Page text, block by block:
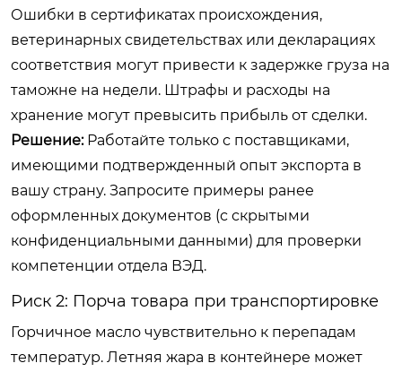
Ошибки в сертификатах происхождения,
ветеринарных свидетельствах или декларациях
соответствия могут привести к задержке груза на
таможне на недели. Штрафы и расходы на
хранение могут превысить прибыль от сделки.
Решение:Работайте только с поставщиками,
имеющими подтвержденный опыт экспорта в
вашу страну. Запросите примеры ранее
оформленных документов (с скрытыми
конфиденциальными данными) для проверки
компетенции отдела ВЭД.
Риск 2: Порча товара при транспортировке
Горчичное масло чувствительно к перепадам
температур. Летняя жара в контейнере может